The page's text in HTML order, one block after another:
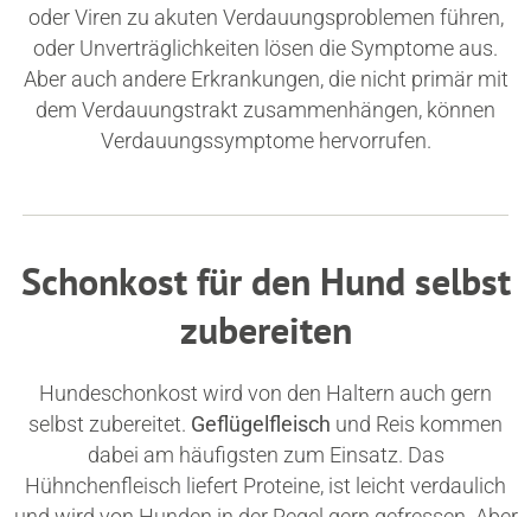
oder Viren zu akuten Verdauungsproblemen führen,
oder Unverträglichkeiten lösen die Symptome aus.
Aber auch andere Erkrankungen, die nicht primär mit
dem Verdauungstrakt zusammenhängen, können
Verdauungssymptome hervorrufen.
Schonkost für den Hund selbst
zubereiten
Hundeschonkost wird von den Haltern auch gern
selbst zubereitet. Geflügelfleisch und Reis kommen
dabei am häufigsten zum Einsatz. Das
Hühnchenfleisch liefert Proteine, ist leicht verdaulich